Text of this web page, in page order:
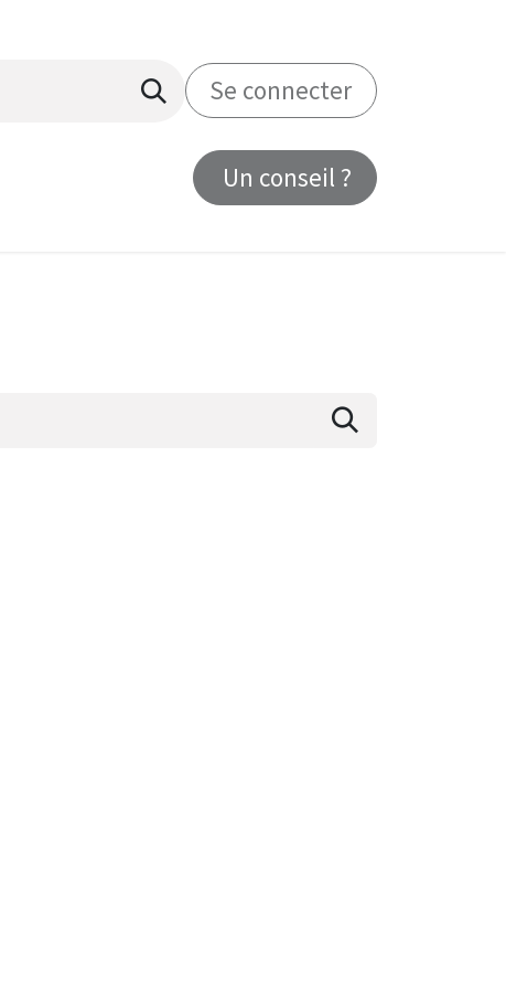
Se connecter
Un conseil ?